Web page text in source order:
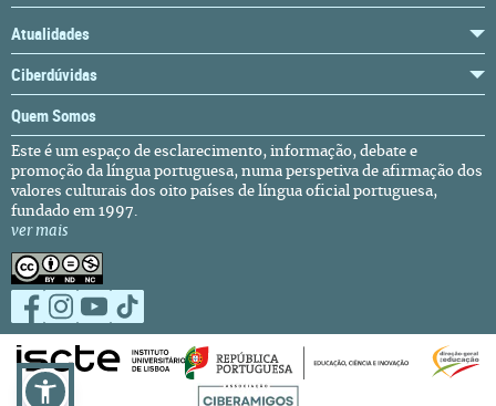
Atualidades
Ciberdúvidas
Quem Somos
Este é um espaço de esclarecimento, informação, debate e
promoção da língua portuguesa, numa perspetiva de afirmação dos
valores culturais dos oito países de língua oficial portuguesa,
fundado em 1997.
ver mais